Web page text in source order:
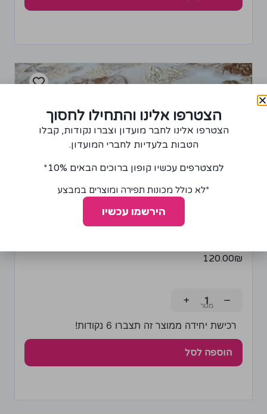
120.00₪
−
+
רכישת יחידה ממוצר זה תצברו 6 נקודות!
הוספה לסל
הצטרפו אלינו והתחילו לחסוך
הצטרפו אלינו לחבר מועדון וצברו נקודות, קבלו
הטבות בלעדיות לחברי המועדון.
למצטרפים עכשיו קופון ברוכים הבאים 10%*
*לא כולל מכונות תפירה ומוצרים במבצע
הירשמו עכשיו